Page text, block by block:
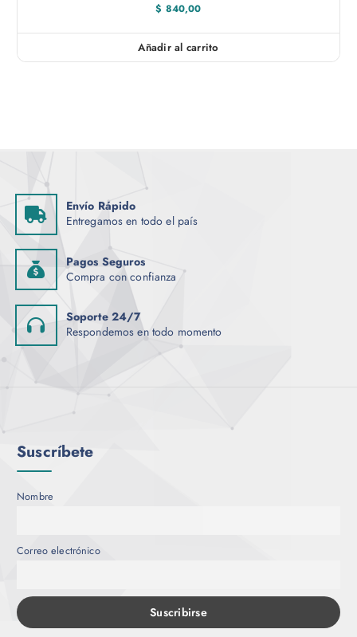
$ 840,00
Añadir al carrito
Envío Rápido
Entregamos en todo el país
Pagos Seguros
Compra con confianza
Soporte 24/7
Respondemos en todo momento
Suscríbete
Nombre
Correo electrónico